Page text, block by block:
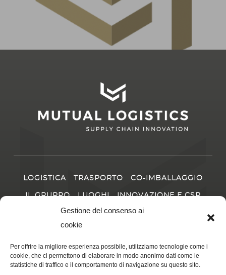
Gestione del consenso ai
cookie
Per offrire la migliore esperienza possibile, utilizziamo tecnologie come i
cookie, che ci permettono di elaborare in modo anonimo dati come le
statistiche di traffico e il comportamento di navigazione su questo sito.
LOGISTICA TRASPORTO CO-IMBALLAGGIO
IL GRUPPO LUOGHI
INNOVAZIONE E CSR
CARRIERA
NOTIZIE